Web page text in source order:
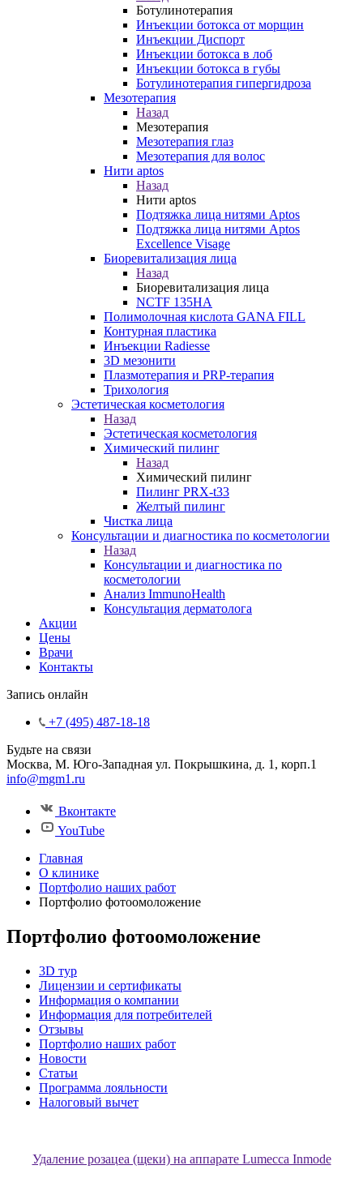
Ботулинотерапия
Инъекции ботокса от морщин
Инъекции Диспорт
Инъекции ботокса в лоб
Инъекции ботокса в губы
Ботулинотерапия гипергидроза
Мезотерапия
Назад
Мезотерапия
Мезотерапия глаз
Мезотерапия для волос
Нити aptos
Назад
Нити aptos
Подтяжка лица нитями Aptos
Подтяжка лица нитями Aptos
Excellence Visage
Биоревитализация лица
Назад
Биоревитализация лица
NCTF 135HA
Полимолочная кислота GANA FILL
Контурная пластика
Инъекции Radiesse
3D мезонити
Плазмотерапия и PRP-терапия
Трихология
Эстетическая косметология
Назад
Эстетическая косметология
Химический пилинг
Назад
Химический пилинг
Пилинг PRX-t33
Желтый пилинг
Чистка лица
Консультации и диагностика по косметологии
Назад
Консультации и диагностика по
косметологии
Анализ ImmunoHealth
Консультация дерматолога
Акции
Цены
Врачи
Контакты
Запись онлайн
+7 (495) 487-18-18
Будьте на связи
Москва, М. Юго-Западная ул. Покрышкина, д. 1, корп.1
info@mgm1.ru
Вконтакте
YouTube
Главная
О клинике
Портфолио наших работ
Портфолио фотоомоложение
Портфолио фотоомоложение
3D тур
Лицензии и сертификаты
Информация о компании
Информация для потребителей
Отзывы
Портфолио наших работ
Новости
Статьи
Программа лояльности
Налоговый вычет
Удаление розацеа (щеки) на аппарате Lumecca Inmode